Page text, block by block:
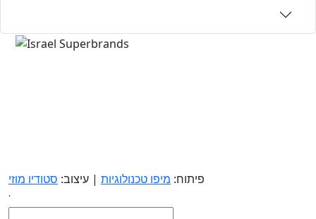
פיתוח: מיפו טכנולוגיות | עיצוב: סטודיו מוזי
.